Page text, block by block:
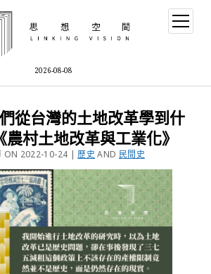
2026-08-08
從台灣的土地改革學到什
村土地改革與工業化》
ON 2022-10-24 |歷史 AND 民間史